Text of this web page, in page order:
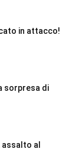
in attacco!
sorpresa di
al